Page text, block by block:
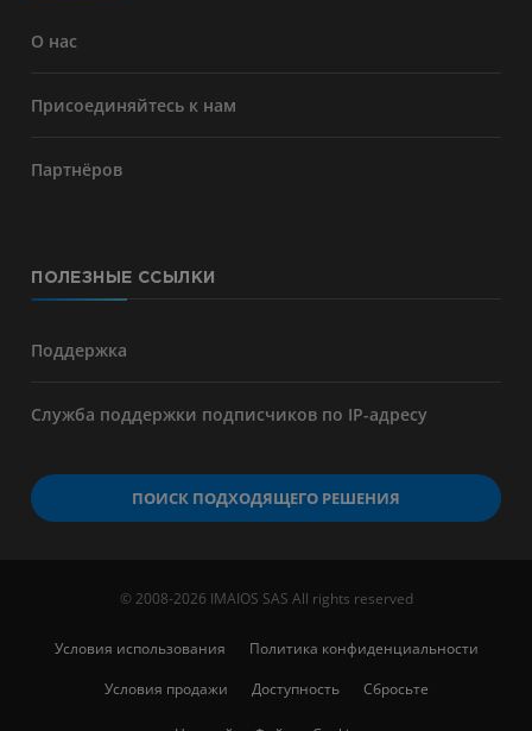
О нас
Присоединяйтесь к нам
Партнёров
ПОЛЕЗНЫЕ ССЫЛКИ
Поддержка
Служба поддержки подписчиков по IP-адресу
ПОИСК ПОДХОДЯЩЕГО РЕШЕНИЯ
© 2008-2026 IMAIOS SAS All rights reserved
Условия использования
Политика конфиденциальности
Условия продажи
Доступность Сбросьте